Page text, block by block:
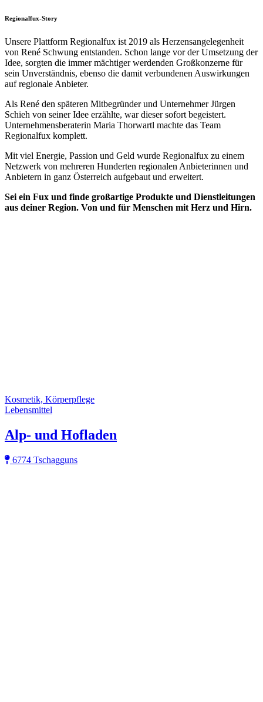
Regionalfux-Story
Unsere Plattform Regionalfux ist 2019 als Herzensangelegenheit
von René Schwung entstanden. Schon lange vor der Umsetzung der
Idee, sorgten die immer mächtiger werdenden Großkonzerne für
sein Unverständnis, ebenso die damit verbundenen Auswirkungen
auf regionale Anbieter.
Als René den späteren Mitbegründer und Unternehmer Jürgen
Schieh von seiner Idee erzählte, war dieser sofort begeistert.
Unternehmensberaterin Maria Thorwartl machte das Team
Regionalfux komplett.
Mit viel Energie, Passion und Geld wurde Regionalfux zu einem
Netzwerk von mehreren Hunderten regionalen Anbieterinnen und
Anbietern in ganz Österreich aufgebaut und erweitert.
Sei ein Fux und finde großartige Produkte und Dienstleitungen
aus deiner Region. Von und für Menschen mit Herz und Hirn.
Kosmetik, Körperpflege
Lebensmittel
Alp- und Hofladen
6774 Tschagguns